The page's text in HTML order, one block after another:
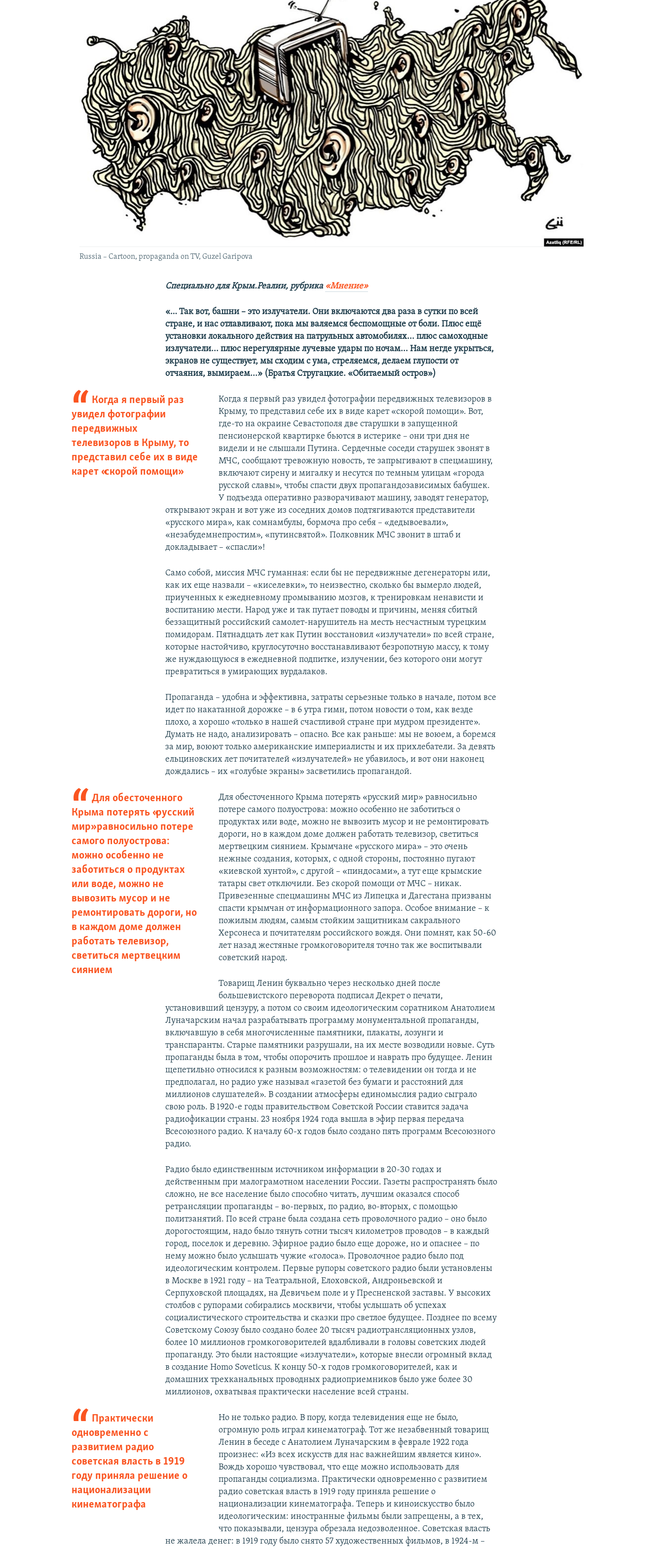
Russia – Cartoon, propaganda on TV, Guzel Garipova
Специально для Крым.Реалии, рубрика «Мнение»
«… Так вот, башни – это излучатели. Они включаются два раза в сутки по всей
стране, и нас отлавливают, пока мы валяемся беспомощные от боли. Плюс ещё
установки локального действия на патрульных автомобилях... плюс самоходные
излучатели... плюс нерегулярные лучевые удары по ночам... Нам негде укрыться,
экранов не существует, мы сходим с ума, стреляемся, делаем глупости от
отчаяния, вымираем...» (Братья Стругацкие. «Обитаемый остров»)
Когда я первый раз
увидел фотографии
передвижных
телевизоров в Крыму, то
представил себе их в виде
карет «скорой помощи»
Когда я первый раз увидел фотографии передвижных телевизоров в
Крыму, то представил себе их в виде карет «скорой помощи». Вот,
где-то на окраине Севастополя две старушки в запущенной
пенсионерской квартирке бьются в истерике – они три дня не
видели и не слышали Путина. Сердечные соседи старушек звонят в
МЧС, сообщают тревожную новость, те запрыгивают в спецмашину,
включают сирену и мигалку и несутся по темным улицам «города
русской славы», чтобы спасти двух пропагандозависимых бабушек.
У подъезда оперативно разворачивают машину, заводят генератор,
открывают экран и вот уже из соседних домов подтягиваются представители
«русского мира», как сомнамбулы, бормоча про себя – «дедывоевали»,
«незабудемнепростим», «путинсвятой». Полковник МЧС звонит в штаб и
докладывает – «спасли»!
Само собой, миссия МЧС гуманная: если бы не передвижные дегенераторы или,
как их еще назвали – «киселевки», то неизвестно, сколько бы вымерло людей,
приученных к ежедневному промыванию мозгов, к тренировкам ненависти и
воспитанию мести. Народ уже и так путает поводы и причины, меняя сбитый
беззащитный российский самолет-нарушитель на месть несчастным турецким
помидорам. Пятнадцать лет как Путин восстановил «излучатели» по всей стране,
которые настойчиво, круглосуточно восстанавливают безропотную массу, к тому
же нуждающуюся в ежедневной подпитке, излучении, без которого они могут
превратиться в умирающих вурдалаков.
Пропаганда – удобна и эффективна, затраты серьезные только в начале, потом все
идет по накатанной дорожке – в 6 утра гимн, потом новости о том, как везде
плохо, а хорошо «только в нашей счастливой стране при мудром президенте».
Думать не надо, анализировать – опасно. Все как раньше: мы не воюем, а боремся
за мир, воюют только американские империалисты и их прихлебатели. За девять
ельциновских лет почитателей «излучателей» не убавилось, и вот они наконец
дождались – их «голубые экраны» засветились пропагандой.
Для обесточенного
Крыма потерять «русский
мир» равносильно потере
самого полуострова:
можно особенно не
заботиться о продуктах
или воде, можно не
вывозить мусор и не
ремонтировать дороги, но
в каждом доме должен
работать телевизор,
светиться мертвецким
сиянием
Для обесточенного Крыма потерять «русский мир» равносильно
потере самого полуострова: можно особенно не заботиться о
продуктах или воде, можно не вывозить мусор и не ремонтировать
дороги, но в каждом доме должен работать телевизор, светиться
мертвецким сиянием. Крымчане «русского мира» – это очень
нежные создания, которых, с одной стороны, постоянно пугают
«киевской хунтой», с другой – «пиндосами», а тут еще крымские
татары свет отключили. Без скорой помощи от МЧС – никак.
Привезенные спецмашины МЧС из Липецка и Дагестана призваны
спасти крымчан от информационного запора. Особое внимание – к
пожилым людям, самым стойким защитникам сакрального
Херсонеса и почитателям российского вождя. Они помнят, как 50-60
лет назад жестяные громкоговорителя точно так же воспитывали
советский народ.
Товарищ Ленин буквально через несколько дней после
большевистского переворота подписал Декрет о печати,
установивший цензуру, а потом со своим идеологическим соратником Анатолием
Луначарским начал разрабатывать программу монументальной пропаганды,
включавшую в себя многочисленные памятники, плакаты, лозунги и
транспаранты. Старые памятники разрушали, на их месте возводили новые. Суть
пропаганды была в том, чтобы опорочить прошлое и наврать про будущее. Ленин
щепетильно относился к разным возможностям: о телевидении он тогда и не
предполагал, но радио уже называл «газетой без бумаги и расстояний для
миллионов слушателей». В создании атмосферы единомыслия радио сыграло
свою роль. В 1920-е годы правительством Советской России ставится задача
радиофикации страны. 23 ноября 1924 года вышла в эфир первая передача
Всесоюзного радио. К началу 60-х годов было создано пять программ Всесоюзного
радио.
Радио было единственным источником информации в 20-30 годах и
действенным при малограмотном населении России. Газеты распространять было
сложно, не все население было способно читать, лучшим оказался способ
ретрансляции пропаганды – во-первых, по радио, во-вторых, с помощью
политзанятий. По всей стране была создана сеть проволочного радио – оно было
дорогостоящим, надо было тянуть сотни тысяч километров проводов – в каждый
город, поселок и деревню. Эфирное радио было еще дороже, но и опаснее – по
нему можно было услышать чужие «голоса». Проволочное радио было под
идеологическим контролем. Первые рупоры советского радио были установлены
в Москве в 1921 году – на Театральной, Елоховской, Андроньевской и
Серпуховской площадях, на Девичьем поле и у Пресненской заставы. У высоких
столбов с рупорами собирались москвичи, чтобы услышать об успехах
социалистического строительства и сказки про светлое будущее. Позднее по всему
Советскому Союзу было создано более 20 тысяч радиотрансляционных узлов,
более 10 миллионов громкоговорителей вдалбливали в головы советских людей
пропаганду. Это были настоящие «излучатели», которые внесли огромный вклад
в создание Homo Soveticus. К концу 50-х годов громкоговорителей, как и
домашних трехканальных проводных радиоприемников было уже более 30
миллионов, охватывая практически население всей страны.
Практически
одновременно с
развитием радио
советская власть в 1919
году приняла решение о
национализации
кинематографа
Но не только радио. В пору, когда телевидения еще не было,
огромную роль играл кинематограф. Тот же незабвенный товарищ
Ленин в беседе с Анатолием Луначарским в феврале 1922 года
произнес: «Из всех искусств для нас важнейшим является кино».
Вождь хорошо чувствовал, что еще можно использовать для
пропаганды социализма. Практически одновременно с развитием
радио советская власть в 1919 году приняла решение о
национализации кинематографа. Теперь и киноискусство было
идеологическим: иностранные фильмы были запрещены, а в тех,
что показывали, цензура обрезала недозволенное. Советская власть
не жалела денег: в 1919 году было снято 57 художественных фильмов, в 1924-м –